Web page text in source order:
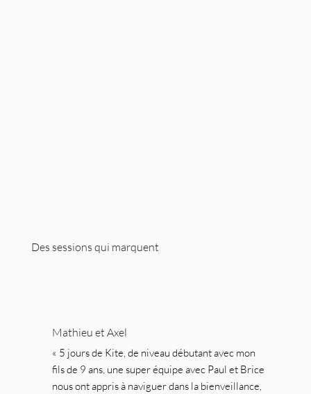
Des sessions qui marquent
Mathieu et Axel
« 5 jours de Kite, de niveau débutant avec mon
fils de 9 ans, une super équipe avec Paul et Brice
nous ont appris à naviguer dans la bienveillance,